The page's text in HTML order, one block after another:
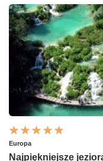
Europa
Najpiękniejsze